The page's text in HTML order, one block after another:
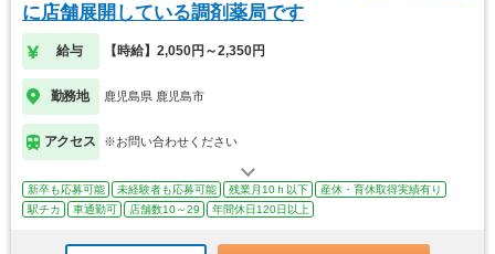
に店舗展開している調剤薬局です
給与 【時給】2,050円～2,350円
勤務地 鹿児島県 鹿児島市
アクセス ※お問い合わせください
新卒も応募可能 未経験者も応募可能 残業月10ｈ以下
産休・育休取得実績有り
駅チカ
車通勤可 店舗数10～29 年間休日120日以上